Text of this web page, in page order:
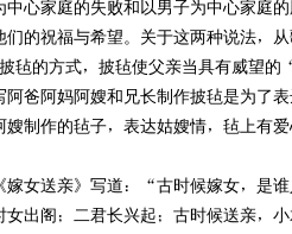
心家庭的失败和以男子为中心家庭
的祝福与希望。关于这两种说法，
毡的方式，披毡使父亲当具有威望
爸阿妈阿嫂和兄长制作披毡是为了
制作的毡子，表达姑嫂情，毡上有
女送亲》写道：“古时候嫁女，是谁
女出阁；二君长兴起；古时候送亲，